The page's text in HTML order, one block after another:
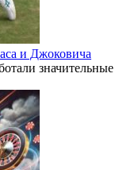
и Джоковича
значительные